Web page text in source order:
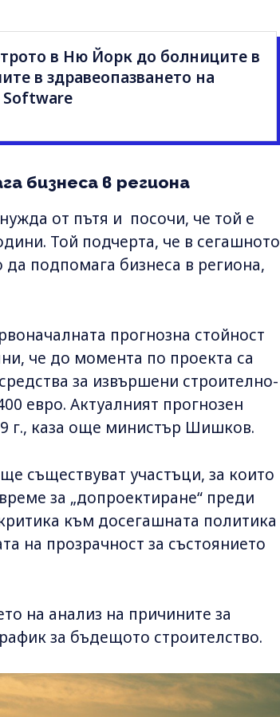
в Ню Йорк до болниците в
в здравеопазването на
Software
бизнеса в региона
от пътя и посочи, че той е
Той подчерта, че в сегашното
да подпомага бизнеса в региона,
прогнозна стойност
че до момента по проекта са
за извършени строително-
евро. Актуалният прогнозен
г., каза още министър Шишков.
съществуват участъци, за които
за „допроектиране“ преди
към досегашната политика
на прозрачност за състоянието
на анализ на причините за
за бъдещото строителство.